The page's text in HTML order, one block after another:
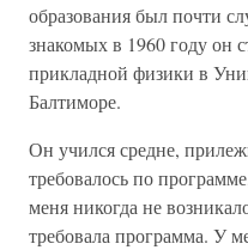
образования был почти
знакомых в 1960 году он
прикладной физики в
Балтиморе.
Он учился средне,
требовалось по
меня никогда не
требовала программа. У